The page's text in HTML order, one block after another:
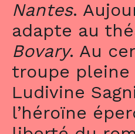
Nantes.
adapte au
Bovary. Au
troupe pleine
Ludivine
l’héroïne